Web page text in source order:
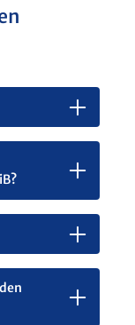
Straßen,
und
steht die
Download
kann mehrfach
Nachweis der
Sie den
sofort